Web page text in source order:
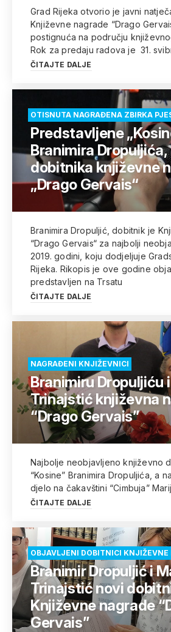
Grad Rijeka otvorio je javni
Književne nagrade “Drago
postignuća na području
Rok za predaju radova je 31.
ČITAJTE DALJE
OTISNUTA NAGRAĐENA ZBIRKA
Predstavljene
Branimira Dropuljića,
dobitnika književne
„Drago Gervais“
Branimira Dropuljić, dobitnik je
“Drago Gervais“ za najbolji
2019. godini, koju dodjeljuje
Rijeka. Rikopis je ove godine
predstavljen na Trsatu
ČITAJTE DALJE
NAGRAĐENI KNJIŽEVNICI
Branimiru Dropuljiću
Trinajstić književna
“Drago Gervais”
Najbolje neobjavljeno književno
“Kosine” Branimira Dropuljića, a
djelo na čakavštini “Cimbuja”
ČITAJTE DALJE
OBJAVLJENI DOBITNICI KNJIŽEVNE
Branimir Dropuljić i
Trinajstić novi
Književne nagrade
Gervais”